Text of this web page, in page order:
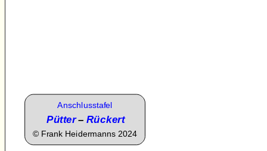
Anschlusstafel
Pütter– Rückert
© Frank Heidermanns 2024